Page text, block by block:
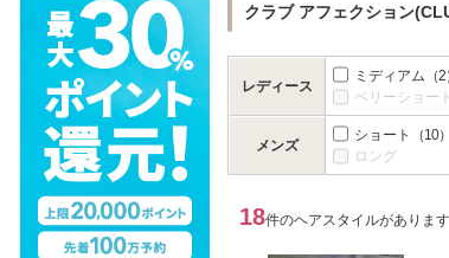
クラブ アフェクション
レディース
ミディアム （2
ベリーショート
メンズ
ショート （10）
ロング
18件のヘアスタイルがあります